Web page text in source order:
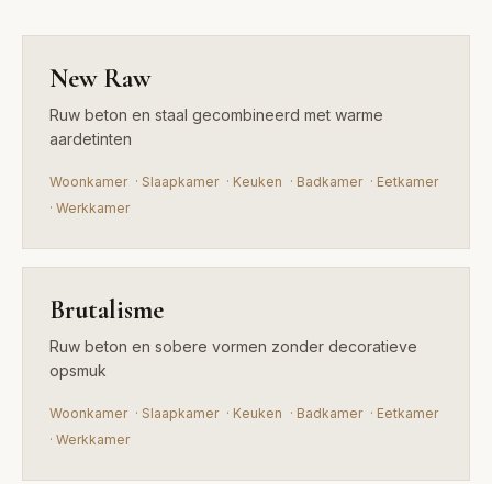
New Raw
Ruw beton en staal gecombineerd met warme
aardetinten
Woonkamer · Slaapkamer · Keuken · Badkamer · Eetkamer
· Werkkamer
Brutalisme
Ruw beton en sobere vormen zonder decoratieve
opsmuk
Woonkamer · Slaapkamer · Keuken · Badkamer · Eetkamer
· Werkkamer